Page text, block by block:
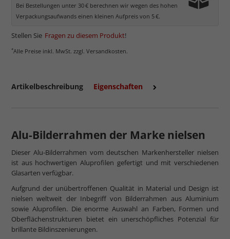
Bei Bestellungen unter 30 € berechnen wir wegen des hohen
Verpackungsaufwands einen kleinen Aufpreis von 5 €.
Stellen Sie Fragen zu diesem Produkt!
*Alle Preise inkl. MwSt. zzgl. Versandkosten.
Artikelbeschreibung Eigenschaften
Alu-Bilderrahmen der Marke nielsen
Dieser Alu-Bilderrahmen vom deutschen Markenhersteller nielsen
ist aus hochwertigen Aluprofilen gefertigt und mit verschiedenen
Glasarten verfügbar.
Aufgrund der unübertroffenen Qualität in Material und Design ist
nielsen weltweit der Inbegriff von Bilderrahmen aus Aluminium
sowie Aluprofilen. Die enorme Auswahl an Farben, Formen und
Oberflächenstrukturen bietet ein unerschöpfliches Potenzial für
brillante Bildinszenierungen.